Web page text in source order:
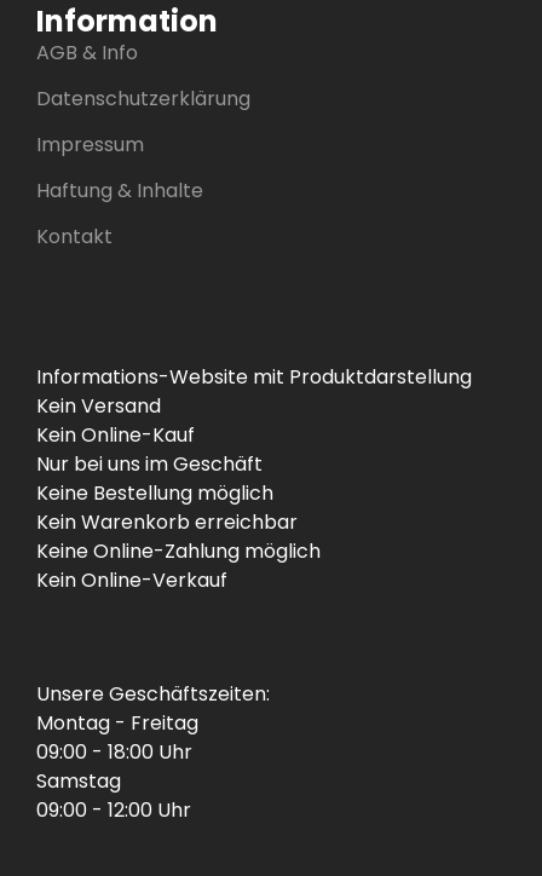
Information
AGB & Info
Datenschutzerklärung
Impressum
Haftung & Inhalte
Kontakt
Informations-Website mit Produktdarstellung
Kein Versand
Kein Online-Kauf
Nur bei uns im Geschäft
Keine Bestellung möglich
Kein Warenkorb erreichbar
Keine Online-Zahlung möglich
Kein Online-Verkauf
Unsere Geschäftszeiten:
Montag - Freitag
09:00 - 18:00 Uhr
Samstag
09:00 - 12:00 Uhr